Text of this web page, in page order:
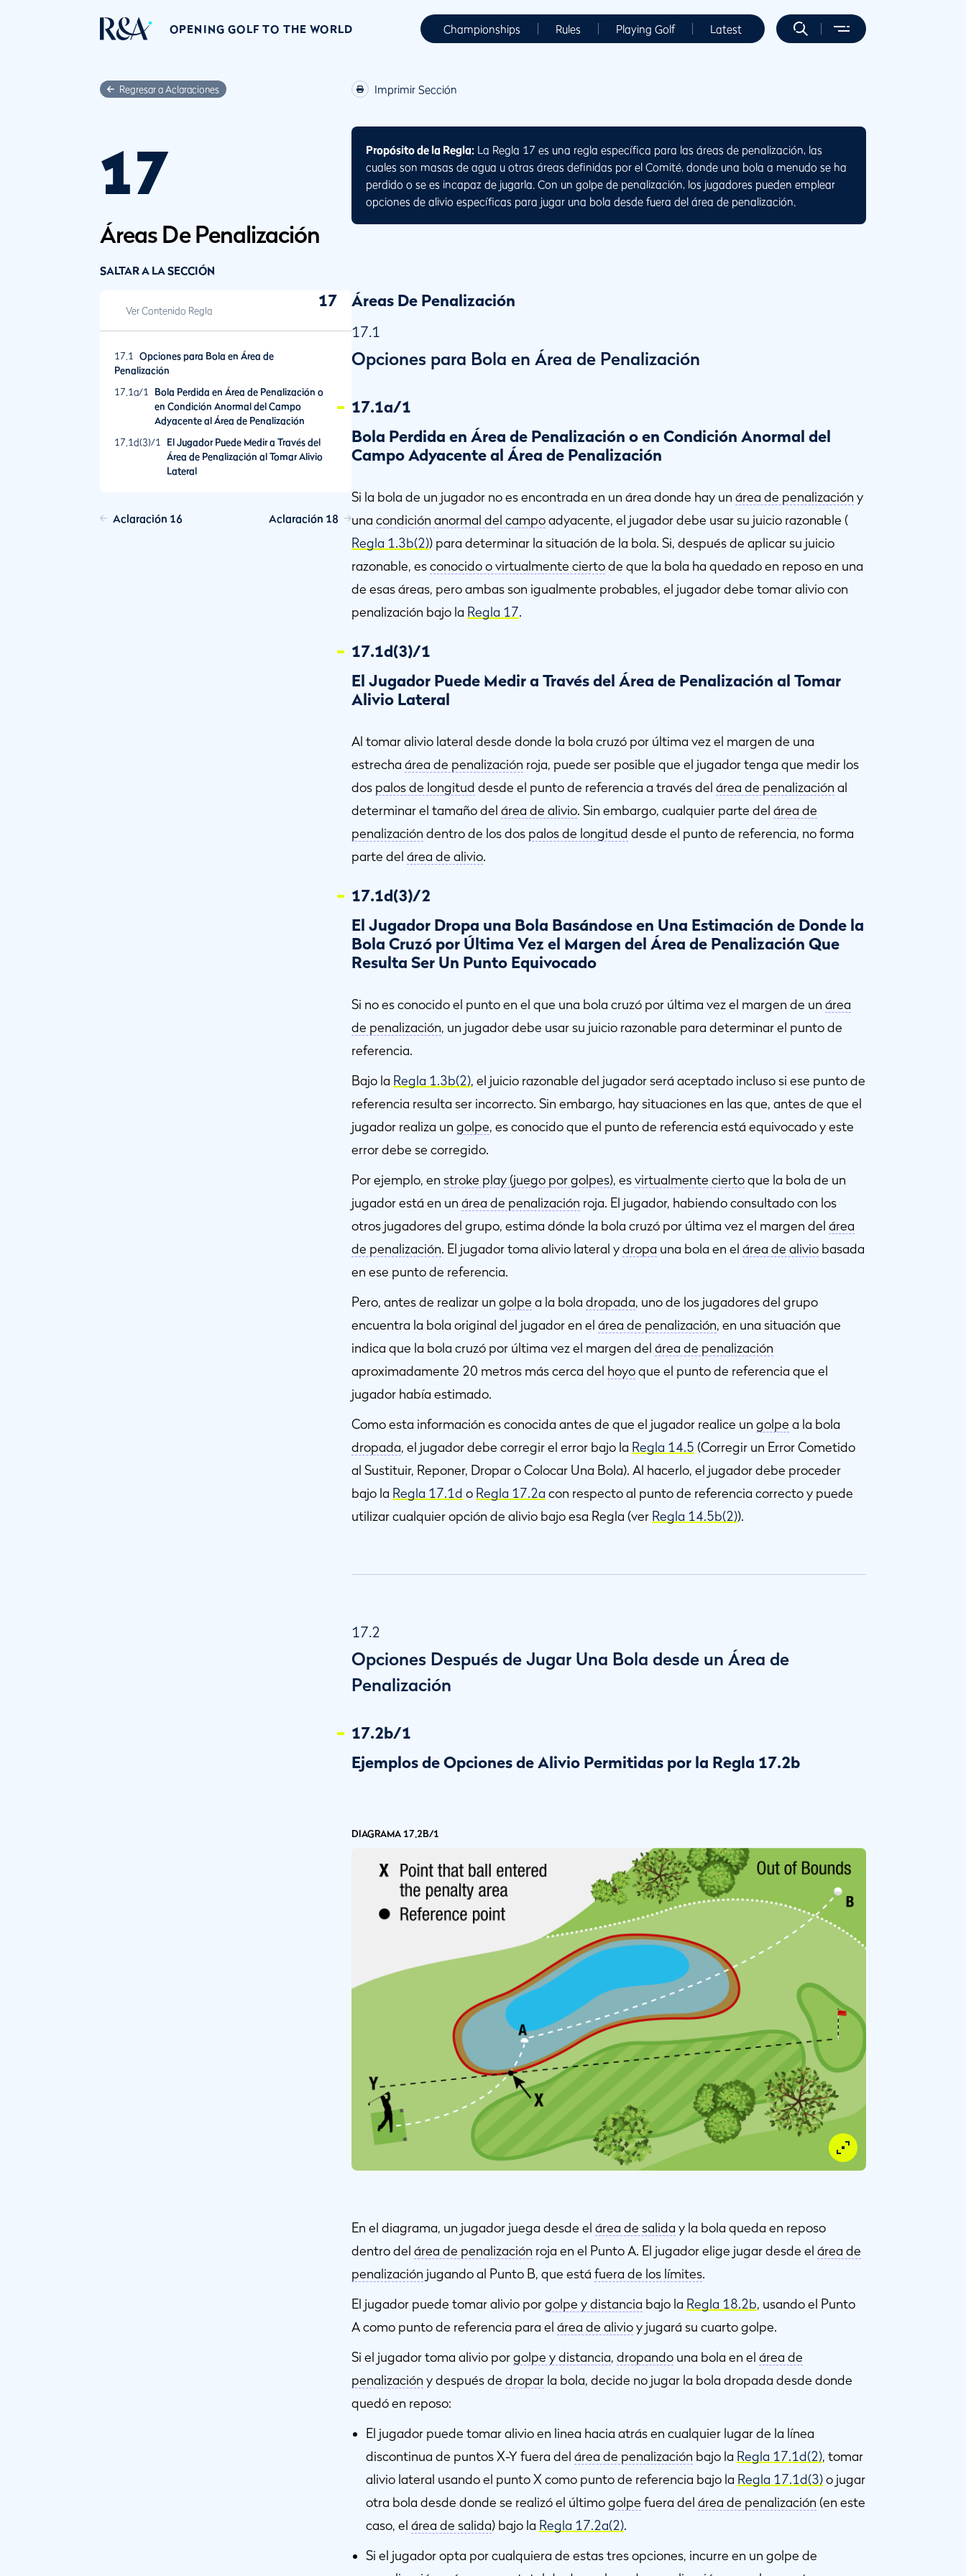
OPENING GOLF TO THE WORLD Championships Rules Playing Golf Latest
Regresar a Aclaraciones
17
Áreas De Penalización
SALTAR A LA SECCIÓN
Ver Contenido Regla
17.1
Opciones para Bola en Área de
Penalización
17.1a/1
Bola Perdida en Área de Penalización o
en Condición Anormal del Campo
Adyacente al Área de Penalización
17.1d(3)/1
El Jugador Puede Medir a Través del
Área de Penalización al Tomar Alivio
Lateral
Donde la Bola Cruzó por Última Vez
Aclaración 16 Aclaración 18
Imprimir Sección
Propósito de la Regla: La Regla 17 es una regla específica para las áreas de penalización, las
cuales son masas de agua u otras áreas definidas por el Comité, donde una bola a menudo se ha
perdido o se es incapaz de jugarla. Con un golpe de penalización, los jugadores pueden emplear
opciones de alivio específicas para jugar una bola desde fuera del área de penalización.
17 Áreas De Penalización
17.1
Opciones para Bola en Área de Penalización
17.1a/1
Bola Perdida en Área de Penalización o en Condición Anormal del
Campo Adyacente al Área de Penalización
Si la bola de un jugador no es encontrada en un área donde hay un área de penalización y
una condición anormal del campoadyacente, el jugador debe usar su juicio razonable (
Regla 1.3b(2)) para determinar la situación de la bola. Si, después de aplicar su juicio
razonable, esconocido o virtualmente ciertode que la bola ha quedado en reposo en una
de esas áreas, pero ambas son igualmente probables, el jugador debe tomar alivio con
penalización bajo la Regla 17.
17.1d(3)/1
El Jugador Puede Medir a Través del Área de Penalización al Tomar
Alivio Lateral
Al tomar alivio lateral desde donde la bola cruzó por última vez el margen de una
estrecha área de penalización roja, puede ser posible que el jugador tenga que medir los
dos palos de longitud desde el punto de referencia a través del área de penalización al
determinar el tamaño del área de alivio. Sin embargo, cualquier parte del área de
penalización dentro de los dos palos de longitud desde el punto de referencia, no forma
parte del área de alivio.
17.1d(3)/2
El Jugador Dropa una Bola Basándose en Una Estimación de Donde la
Bola Cruzó por Última Vez el Margen del Área de Penalización Que
Resulta Ser Un Punto Equivocado
Si no es conocido el punto en el que una bola cruzó por última vez el margen de un área
de penalización, un jugador debe usar su juicio razonable para determinar el punto de
referencia.
Bajo la Regla 1.3b(2), el juicio razonable del jugador será aceptado incluso si ese punto de
referencia resulta ser incorrecto. Sin embargo, hay situaciones en las que, antes de que el
jugador realiza un golpe, es conocido que el punto de referencia está equivocado y este
error debe se corregido.
Por ejemplo, en stroke play (juego por golpes), esvirtualmente ciertoque la bola de un
jugador está en un área de penalización roja. El jugador, habiendo consultado con los
otros jugadores del grupo, estima dónde la bola cruzó por última vez el margen del área
de penalización. El jugador toma alivio lateral ydropa una bola en el área de alivio basada
en ese punto de referencia.
Pero, antes de realizar un golpe a la bola dropada, uno de los jugadores del grupo
encuentra la bola original del jugador en el área de penalización, en una situación que
indica que la bola cruzó por última vez el margen del área de penalización
aproximadamente 20 metros más cerca del hoyoque el punto de referencia que el
jugador había estimado.
Como esta información es conocida antes de que el jugador realice un golpe a la bola
dropada, el jugador debe corregir el error bajo la Regla 14.5 (Corregir un Error Cometido
al Sustituir, Reponer, Dropar o Colocar Una Bola). Al hacerlo, el jugador debe proceder
bajo la Regla 17.1d o Regla 17.2a con respecto al punto de referencia correcto y puede
utilizar cualquier opción de alivio bajo esa Regla (ver Regla 14.5b(2)).
17.2
Opciones Después de Jugar Una Bola desde un Área de
Penalización
17.2b/1
Ejemplos de Opciones de Alivio Permitidas por la Regla 17.2b
DIAGRAMA 17.2B/1
En el diagrama, un jugador juega desde el área de salida y la bola queda en reposo
dentro del área de penalización roja en el Punto A. El jugador elige jugar desde el área de
penalización jugando al Punto B, que está fuera de los límites.
El jugador puede tomar alivio porgolpe y distancia bajo la Regla 18.2b, usando el Punto
A como punto de referencia para el área de alivioy jugará su cuarto golpe.
Si el jugador toma alivio porgolpe y distancia, dropando una bola en el área de
penalización y después de dropar la bola, decide no jugar la bola dropada desde donde
quedó en reposo:
El jugador puede tomar alivio en linea hacia atrás en cualquier lugar de la línea
discontinua de puntos X-Y fuera del área de penalización bajo la Regla 17.1d(2), tomar
alivio lateral usando el punto X como punto de referencia bajo la Regla 17.1d(3)o jugar
otra bola desde donde se realizó el últimogolpe fuera del área de penalización (en este
caso, el área de salida) bajo la Regla 17.2a(2).
Si el jugador opta por cualquiera de estas tres opciones, incurre en un golpe de